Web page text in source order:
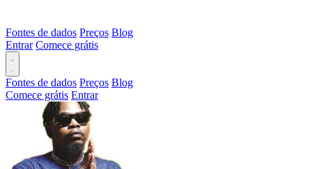
Fontes de dados Preços Blog
Entrar Comece grátis
Fontes de dados Preços Blog
Comece grátis Entrar